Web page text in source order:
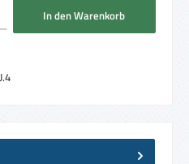
Wert ein oder benutze die Schaltflächen um
In den Warenkorb